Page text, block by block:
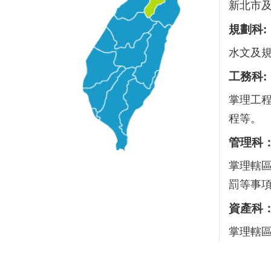
新北市
規劃科:
水文及
工務科:
掌理工
程等。
管理科
掌理轄
罰等事
資產科
掌理轄